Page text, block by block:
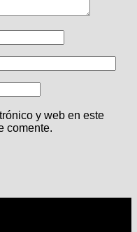
y web en este
comente.